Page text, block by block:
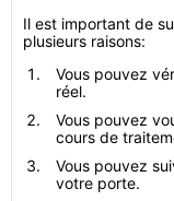
Il est important de
plusieurs raisons:
Vous pouvez
réel.
Vous pouvez
cours de
Vous pouvez
votre porte.